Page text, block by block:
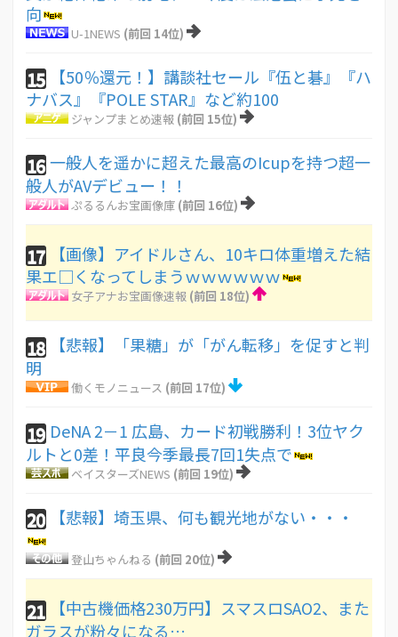
向
U-1NEWS (前回 14位)
15
【50％還元！】講談社セール『伍と碁』『ハ
ナバス』『POLE STAR』など約100
ジャンプまとめ速報 (前回 15位)
16一般人を遥かに超えた最高のIcupを持つ超一
般人がAVデビュー！！
ぷるるんお宝画像庫 (前回 16位)
17
【画像】アイドルさん、10キロ体重増えた結
果エ□くなってしまうｗｗｗｗｗｗ
女子アナお宝画像速報 (前回 18位)
18
【悲報】「果糖」が「がん転移」を促すと判
明
働くモノニュース (前回 17位)
19 DeNA 2－1 広島、カード初戦勝利！3位ヤク
ルトと0差！平良今季最長7回1失点で
ベイスターズNEWS (前回 19位)
20 【悲報】埼玉県、何も観光地がない・・・
登山ちゃんねる (前回 20位)
21
【中古機価格230万円】スマスロSAO2、また
ガラスが粉々になる…